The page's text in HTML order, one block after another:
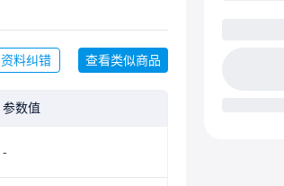
资料纠错 查看类似商品
参数值
-